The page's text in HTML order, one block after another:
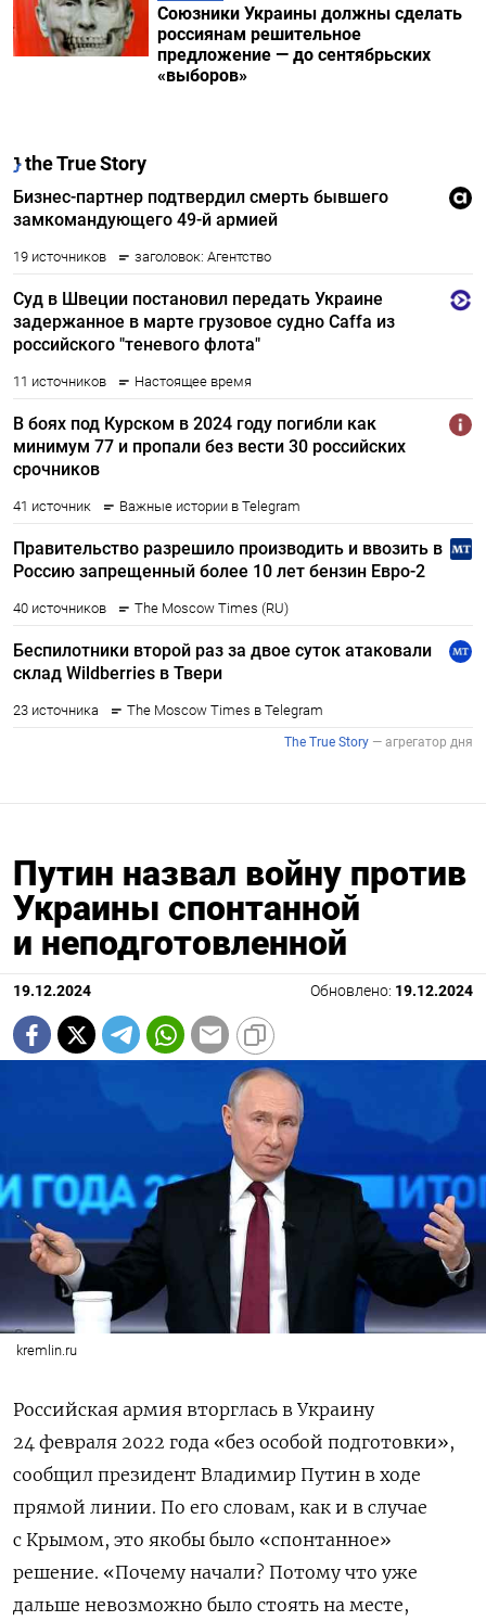
Союзники Украины должны сделать
россиянам решительное
предложение — до сентябрьских
«выборов»
Путин назвал войну против
Украины спонтанной
и неподготовленной
19.12.2024 Обновлено: 19.12.2024
kremlin.ru
Российская армия вторглась в Украину
24 февраля 2022 года «без особой подготовки»,
сообщил президент Владимир Путин в ходе
прямой линии. По его словам, как и в случае
с Крымом, это якобы было «спонтанное»
решение. «Почему начали? Потому что уже
дальше невозможно было стоять на месте,